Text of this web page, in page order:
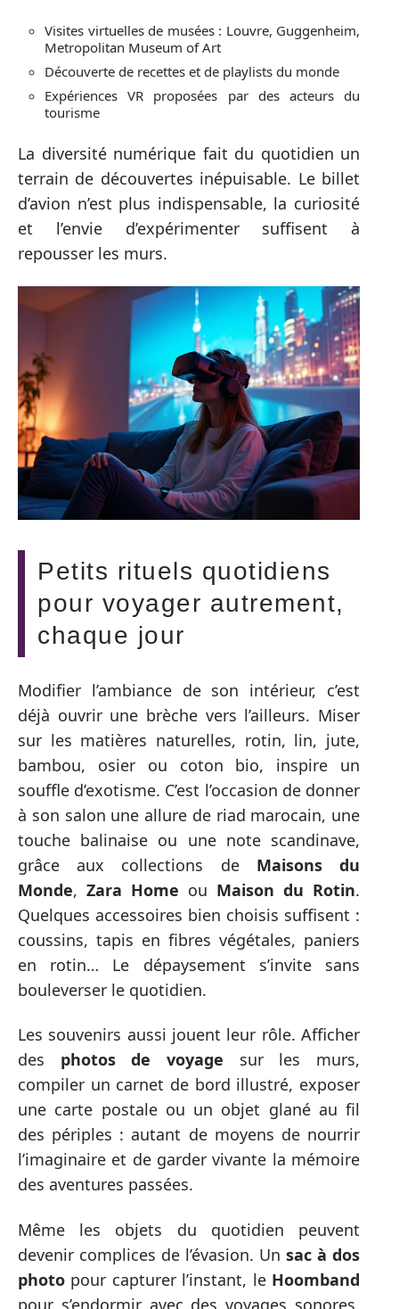
Visites virtuelles de musées : Louvre, Guggenheim,
Metropolitan Museum of Art
Découverte de recettes et de playlists du monde
Expériences VR proposées par des acteurs du
tourisme
La diversité numérique fait du quotidien un
terrain de découvertes inépuisable. Le billet
d’avion n’est plus indispensable, la curiosité
et l’envie d’expérimenter suffisent à
repousser les murs.
Petits rituels quotidiens
pour voyager autrement,
chaque jour
Modifier l’ambiance de son intérieur, c’est
déjà ouvrir une brèche vers l’ailleurs. Miser
sur les matières naturelles, rotin, lin, jute,
bambou, osier ou coton bio, inspire un
souffle d’exotisme. C’est l’occasion de donner
à son salon une allure de riad marocain, une
touche balinaise ou une note scandinave,
grâce aux collections de Maisons du
Monde, Zara Home ou Maison du Rotin.
Quelques accessoires bien choisis suffisent :
coussins, tapis en fibres végétales, paniers
en rotin… Le dépaysement s’invite sans
bouleverser le quotidien.
Les souvenirs aussi jouent leur rôle. Afficher
des photos de voyage sur les murs,
compiler un carnet de bord illustré, exposer
une carte postale ou un objet glané au fil
des périples : autant de moyens de nourrir
l’imaginaire et de garder vivante la mémoire
des aventures passées.
Même les objets du quotidien peuvent
devenir complices de l’évasion. Un sac à dos
photo pour capturer l’instant, le Hoomband
pour s’endormir avec des voyages sonores,